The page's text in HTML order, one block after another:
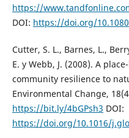
https://
DOI: https://doi.org/
Cutter, S. L., Barnes, L.,
E. y Webb, J. (2008). A
community resilience to
Environmental Change,
https://bit.ly/4bGPsh3 DOI:
https://doi.org/10.1016/